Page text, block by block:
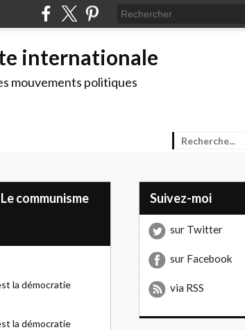
internationale
mouvements politiques
communisme
la démocratie
la démocratie
Suivez-moi
sur Twitter
sur Facebook
via RSS